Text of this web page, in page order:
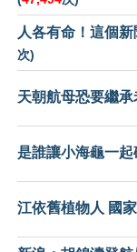
人各有命！這個
次)
天朝航母恐要繼
是誰讓小海龜一起
江依舊植物人 國